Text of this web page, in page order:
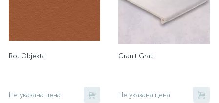
Rot Objekta
Не указана цена
Granit Grau
Не указана цена